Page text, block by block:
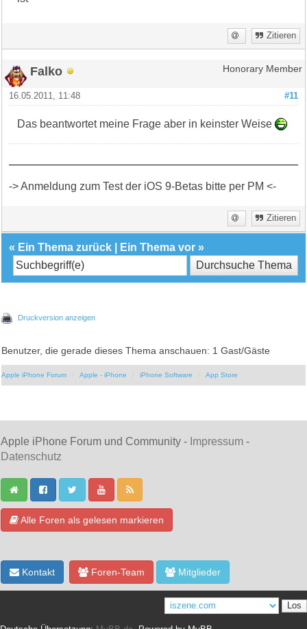
Zitieren
Falko Honorary Member
#11
16.05.2011, 11:48
Das beantwortet meine Frage aber in keinster Weise
-> Anmeldung zum Test der iOS 9-Betas bitte per PM <-
Zitieren
« Ein Thema zurück Ein Thema vor »
Druckversion anzeigen
Benutzer, die gerade dieses Thema anschauen: 1 Gast/Gäste
Apple iPhone Forum Apple - iPhone iPhone Software App Store
Apple iPhone Forum und Community - Impressum -
Datenschutz
Alle Foren als gelesen markieren
Kontakt Foren-Team Mitglieder